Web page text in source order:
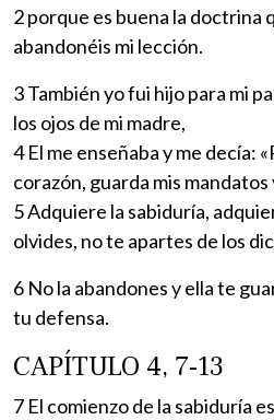
2 porque es buena la doctrina
abandonéis mi lección.
3 También yo fui hijo para mi
los ojos de mi madre,
4 El me enseñaba y me decía:
corazón, guarda mis mandatos
5 Adquiere la sabiduría,
olvides, no te apartes de los
6 No la abandones y ella te
tu defensa.
CAPÍTULO 4, 7-13
7 El comienzo de la sabiduría